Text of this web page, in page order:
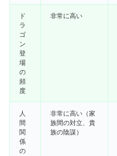
ド
ラ
ゴ
ン
登
場
の
頻
度
非常に高い
人
間
関
係
の
非常に高い（家
族間の対立、貴
族の陰謀）